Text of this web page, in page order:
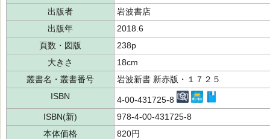
出版者
岩波書店
出版年
2018.6
頁数・図版
238p
大きさ
18cm
叢書名・叢書番号
岩波新書 新赤版・１７２５
ISBN
4-00-431725-8
ISBN(新)
978-4-00-431725-8
本体価格
820円